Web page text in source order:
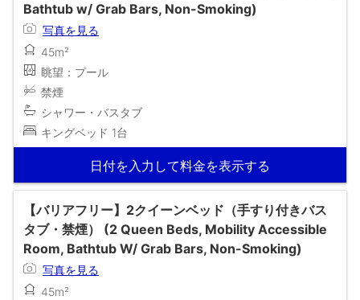
Bathtub w/ Grab Bars, Non-Smoking)
写真を見る
45m²
眺望：プール
禁煙
シャワー・バスタブ
キングベッド 1台
日付を入力して料金を表示する
【バリアフリー】2クイーンベッド（手すり付きバス
タブ・禁煙） (2 Queen Beds, Mobility Accessible
Room, Bathtub W/ Grab Bars, Non-Smoking)
写真を見る
45m²